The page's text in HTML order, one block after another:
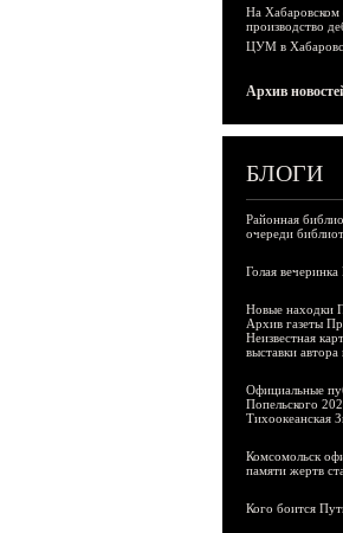
На Хабаровском
производство
ЦУМ в
Архив
БЛОГИ
Районная
очереди
Голая
Новые находки
Архив газеты
Неизвестная
выставки
Официальные
Попельского
Тихоокеанская
Комсомольск
памяти жертв
Кого боится